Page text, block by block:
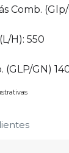
Comb.
H): 550
(GLP/GN)